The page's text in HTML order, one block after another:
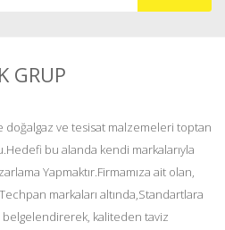
GRUP
doğalgaz ve tesisat malzemeleri toptan
bu alanda kendi markalarıyla
Yapmaktır.Firmamıza ait olan,
markaları altında,Standartlara
kaliteden taviz